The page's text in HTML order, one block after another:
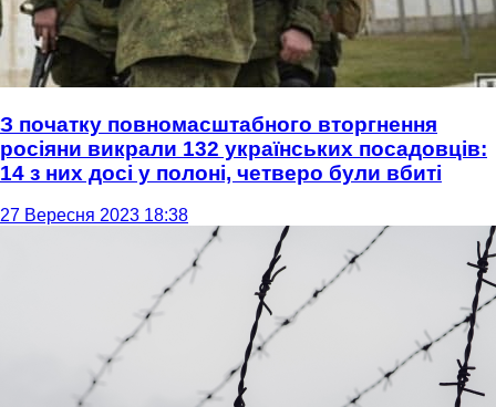
З початку повномасштабного вторгнення
росіяни викрали 132 українських посадовців:
14 з них досі у полоні, четверо були вбиті
27 Вересня 2023 18:38